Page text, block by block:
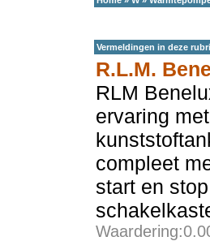
Vermeldingen in deze
R.L.M.
RLM
ervaring
compleet
start en